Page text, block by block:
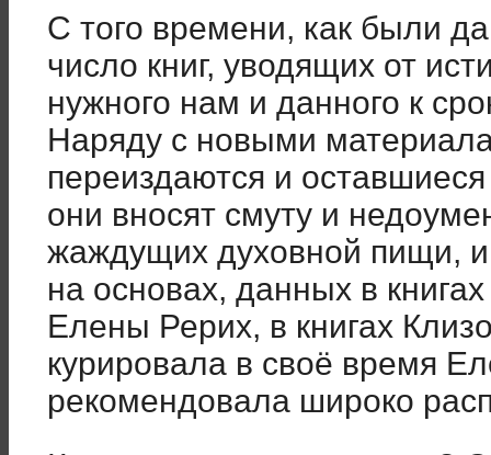
С того времени, как были
число книг, уводящих от
нужного нам и данного к
Наряду с новыми
переиздаются и
они вносят смуту и
жаждущих духовной пищи,
на основах, данных в
Елены Рерих, в книгах
курировала в своё время
рекомендовала широко